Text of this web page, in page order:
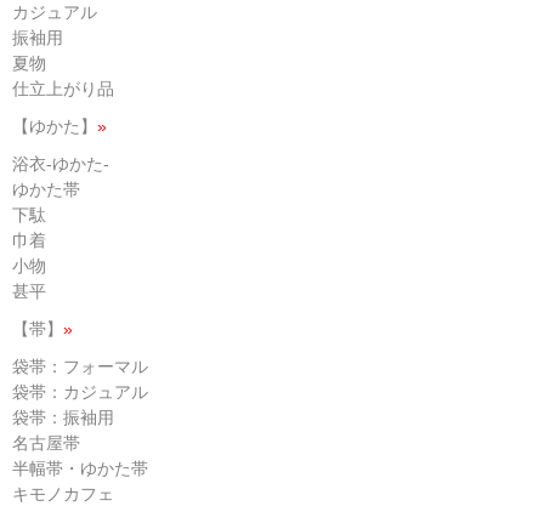
カジュアル
振袖用
夏物
仕立上がり品
【ゆかた】 »
浴衣-ゆかた-
ゆかた帯
下駄
巾着
小物
甚平
【帯】 »
袋帯：フォーマル
袋帯：カジュアル
袋帯：振袖用
名古屋帯
半幅帯・ゆかた帯
キモノカフェ